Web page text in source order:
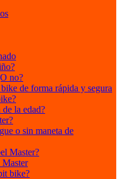
no?
de forma rápida y segura
la edad?
o sin maneta de
Master?
Master
bike?